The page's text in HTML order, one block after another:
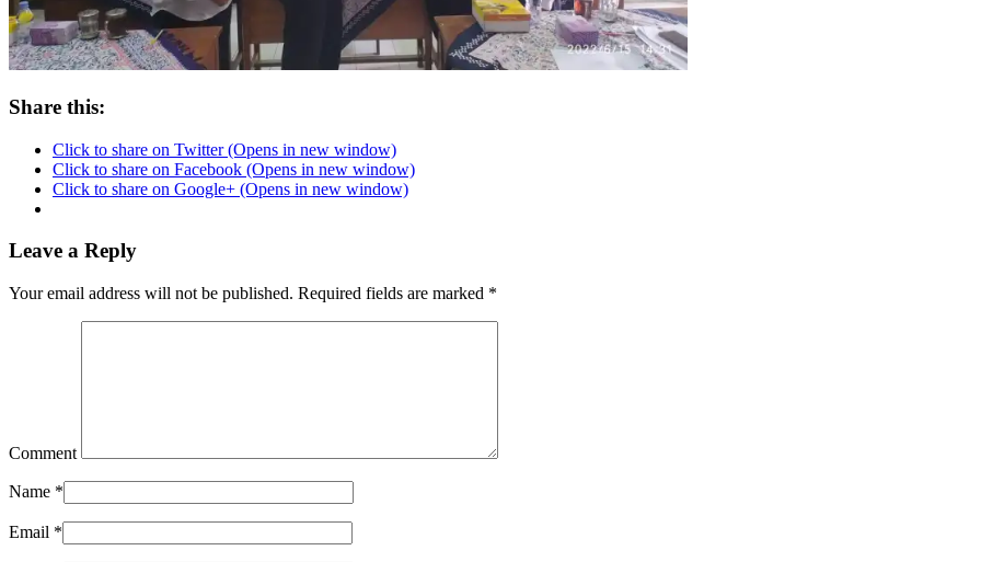
Share this:
Click to share on Twitter (Opens in new window)
Click to share on Facebook (Opens in new window)
Click to share on Google+ (Opens in new window)
Leave a Reply
Your email address will not be published. Required fields are marked *
Comment
Name *
Email *